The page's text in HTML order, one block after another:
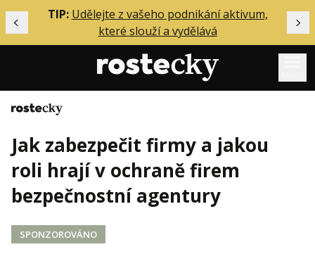
Předchozí
TIP: Udělejte z vašeho podnikání aktivum,
které slouží a vydělává
Mentoring
Podcasty
Solo
Akce
O mně
Domů
Jak zabezpečit firmy a jakou
roli hrají v ochraně firem
bezpečnostní agentury
SPONZOROVÁNO